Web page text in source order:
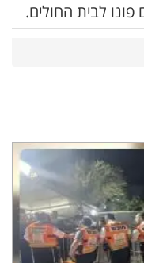
לבית החולים.